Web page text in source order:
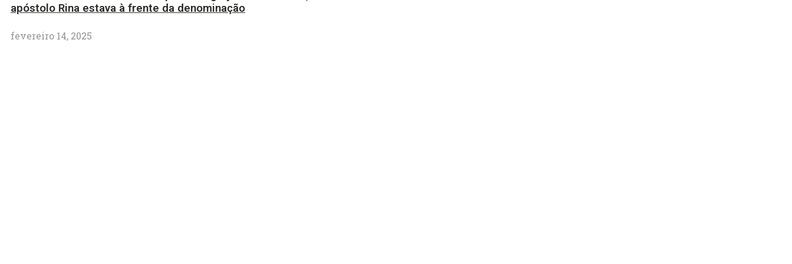
apóstolo Rina estava à frente da denominação
fevereiro 14, 2025